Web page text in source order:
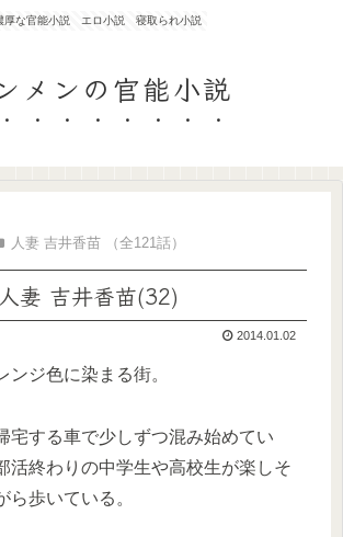
厚な官能小説 エロ小説 寝取られ小説
メンの官能小説
人妻 吉井香苗 （全121話）
妻 吉井香苗(32)
2014.01.02
ンジ色に染まる街。
宅する車で少しずつ混み始めてい
活終わりの中学生や高校生が楽しそ
ら歩いている。